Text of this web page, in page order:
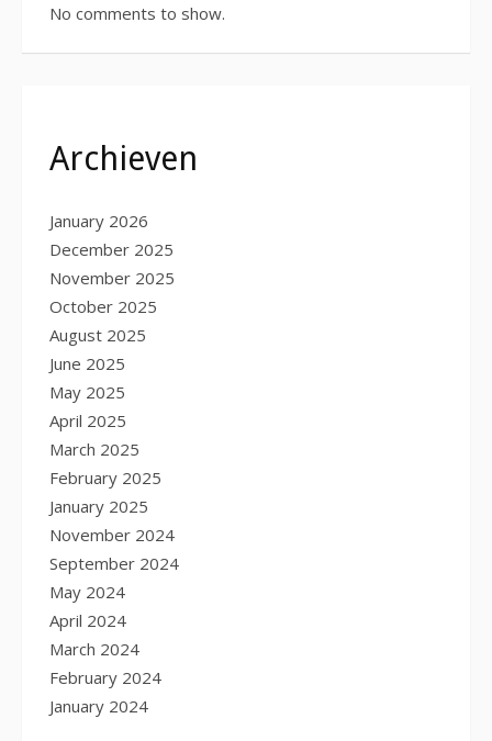
No comments to show.
Archieven
January 2026
December 2025
November 2025
October 2025
August 2025
June 2025
May 2025
April 2025
March 2025
February 2025
January 2025
November 2024
September 2024
May 2024
April 2024
March 2024
February 2024
January 2024